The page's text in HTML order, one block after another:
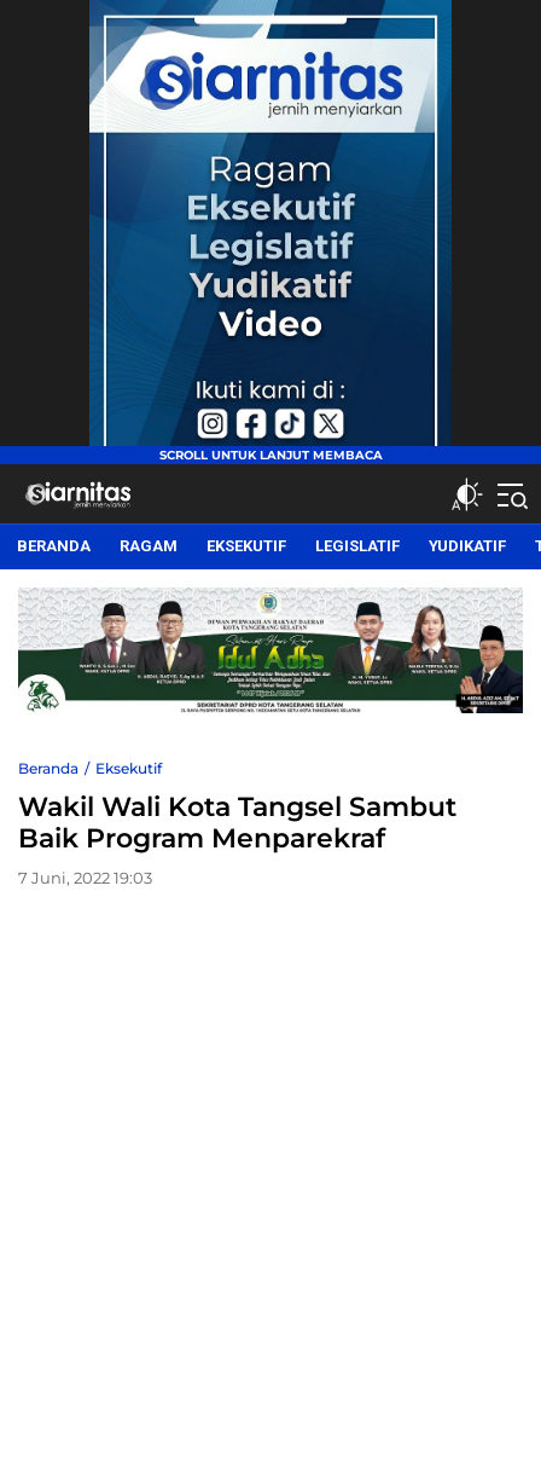
siarnitas
Jernih Menyiarkan
BERANDA RAGAM EKSEKUTIF LEGISLATIF YUDIKATIF
Beranda Eksekutif
Wakil Wali Kota Tangsel Sambut
Baik Program Menparekraf
7 Juni, 2022 19:03